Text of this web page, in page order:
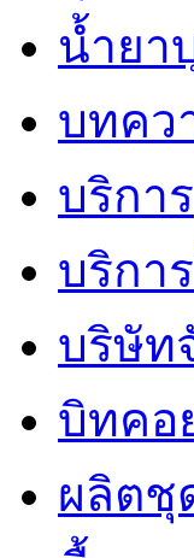
น้ำยา
บทคว
บริการ
บริกา
บริษัท
บิทคอ
ผลิตชุ